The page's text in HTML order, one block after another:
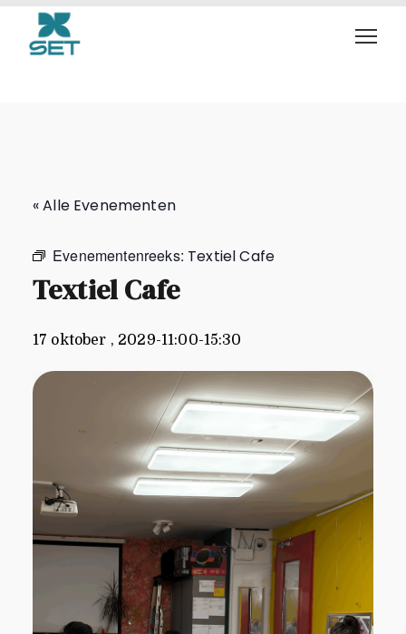
Textiel Cafe
« Alle Evenementen
Evenementenreeks: Textiel Cafe
Textiel Cafe
17 oktober , 2029-11:00-15:30